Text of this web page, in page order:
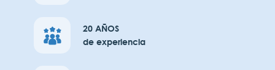
20 AÑOS
de experiencia